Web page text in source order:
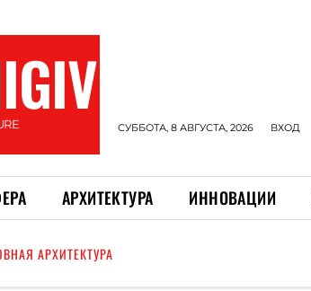
СУББОТА, 8 АВГУСТА, 2026 ВХОД
АРХИТЕКТУРА ИННОВАЦИИ
АРХИТЕКТУРА